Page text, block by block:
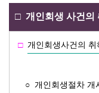
□ 개인회생 사건의
□ 개인회생사건의 취
○ 개인회생절차 개